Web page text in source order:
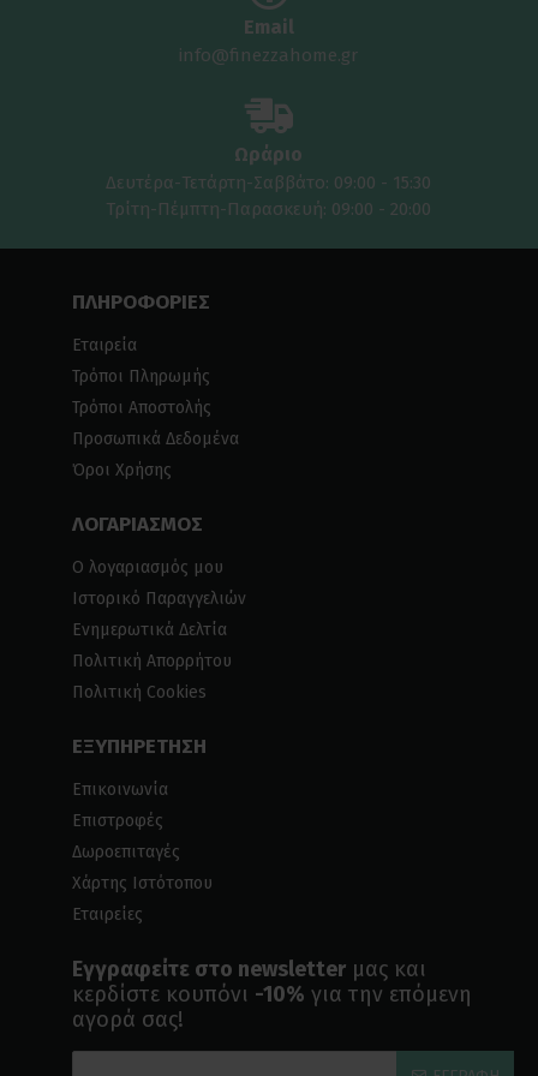
Email
info@finezzahome.gr
Ωράριο
Δευτέρα-Τετάρτη-Σαββάτο: 09:00 - 15:30
Τρίτη-Πέμπτη-Παρασκευή: 09:00 - 20:00
ΠΛΗΡΟΦΟΡΙΕΣ
Εταιρεία
Τρόποι Πληρωμής
Τρόποι Αποστολής
Προσωπικά Δεδομένα
Όροι Χρήσης
ΛΟΓΑΡΙΑΣΜΟΣ
Ο λογαριασμός μου
Ιστορικό Παραγγελιών
Ενημερωτικά Δελτία
Πολιτική Απορρήτου
Πολιτική Cookies
ΕΞΥΠΗΡΕΤΗΣΗ
Επικοινωνία
Επιστροφές
Δωροεπιταγές
Χάρτης Ιστότοπου
Εταιρείες
Εγγραφείτε στο newsletter μας και
κερδίστε κουπόνι -10% για την επόμενη
αγορά σας!